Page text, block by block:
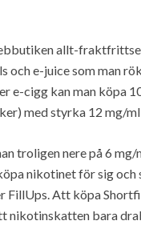
allt-
och e-juice som man
e-cigg kan man köpa
med styrka 12 mg/
troligen nere på 6
nikotinet för sig och
FillUps. Att köpa
nikotinskatten bara